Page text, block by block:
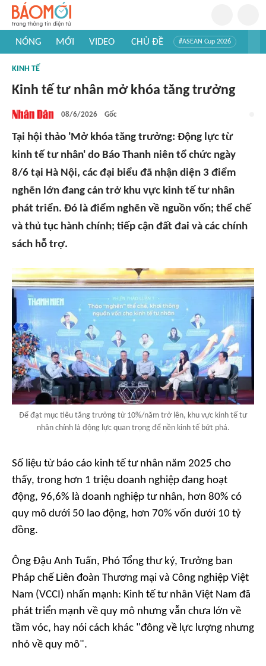
NÓNG MỚI VIDEO CHỦ ĐỀ #ASEAN Cup 2026
#Khám phá thế giới
KINH TẾ
Kinh tế tư nhân mở khóa tăng trưởng
08/6/2026 Gốc
Tại hội thảo 'Mở khóa tăng trưởng: Động lực từ
kinh tế tư nhân' do Báo Thanh niên tổ chức ngày
8/6 tại Hà Nội, các đại biểu đã nhận diện 3 điểm
nghẽn lớn đang cản trở khu vực kinh tế tư nhân
phát triển. Đó là điểm nghẽn về nguồn vốn; thể chế
và thủ tục hành chính; tiếp cận đất đai và các chính
sách hỗ trợ.
Để đạt mục tiêu tăng trưởng từ 10%/năm trở lên, khu vực kinh tế tư
nhân chính là động lực quan trọng để nền kinh tế bứt phá.
Số liệu từ báo cáo kinh tế tư nhân năm 2025 cho
thấy, trong hơn 1 triệu doanh nghiệp đang hoạt
động, 96,6% là doanh nghiệp tư nhân, hơn 80% có
quy mô dưới 50 lao động, hơn 70% vốn dưới 10 tỷ
đồng.
Ông Đậu Anh Tuấn, Phó Tổng thư ký, Trưởng ban
Pháp chế Liên đoàn Thương mại và Công nghiệp Việt
Nam (VCCI) nhấn mạnh: Kinh tế tư nhân Việt Nam đã
phát triển mạnh về quy mô nhưng vẫn chưa lớn về
tầm vóc, hay nói cách khác "đông về lực lượng nhưng
nhỏ về quy mô".